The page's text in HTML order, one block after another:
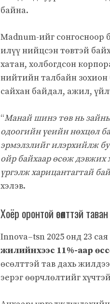
байна.
Madnum-ийг сонгосноор
илүү нийцсэн төвтэй
хатан, холбогдсон
нийтийн талбайн
сайхан байдал, ажил,
“Манай шинэ төв нь
одоогийн үеийн нөхцөл
эрмэлзлийг илэрхийлж
ойр байхаар өсөж дэвжих
үргэлж харицантагтай
хэлэв.
Хоёр оронтой өсөлттэй
Innova–tsn 2025 онд 23
жилийнхээс 11%-аар
өсөлттэй тав дахь
эерэг өөрчлөлтийг